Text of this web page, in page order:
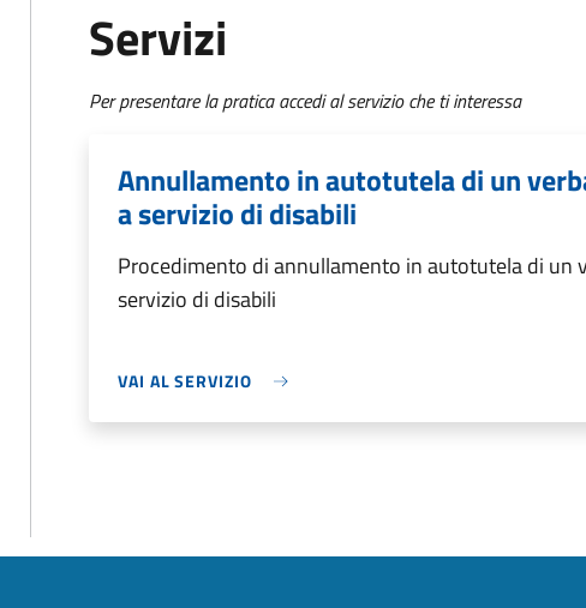
Servizi
Per presentare la pratica accedi al servizio che ti interessa
Annullamento in autotutela di un
a servizio di disabili
Procedimento di annullamento in autotutela di un
servizio di disabili
VAI AL SERVIZIO